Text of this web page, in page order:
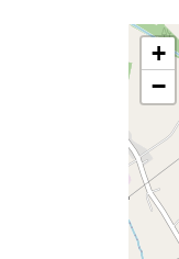
+
−